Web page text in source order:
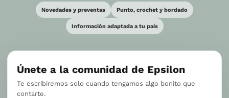
Novedades y preventas Punto, crochet y bordado
Información adaptada a tu país
Únete a la comunidad de Epsilon
Te escribiremos solo cuando tengamos algo bonito que
contarte.